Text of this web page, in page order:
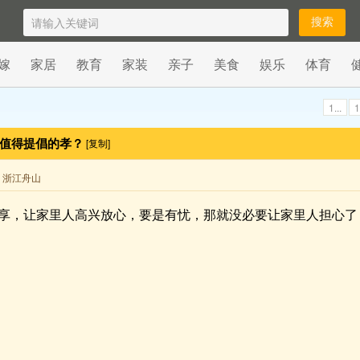
家居 教育 家装 亲子 美食 娱乐 体育
1... 1
得提倡的孝？[复制]
江舟山
，让家里人高兴放心，要是有忧，那就没必要让家里人担心